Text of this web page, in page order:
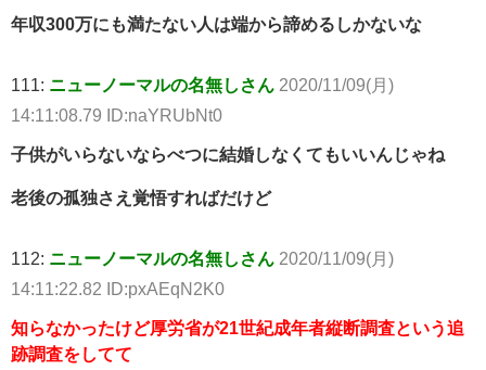
年収300万にも満たない人は端から諦めるしかないな
111: ニューノーマルの名無しさん 2020/11/09(月)
14:11:08.79 ID:naYRUbNt0
子供がいらないならべつに結婚しなくてもいいんじゃね
老後の孤独さえ覚悟すればだけど
112: ニューノーマルの名無しさん 2020/11/09(月)
14:11:22.82 ID:pxAEqN2K0
知らなかったけど厚労省が21世紀成年者縦断調査という追
跡調査をしてて